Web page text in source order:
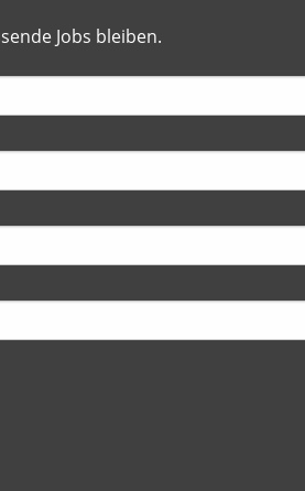
Jobs bleiben.